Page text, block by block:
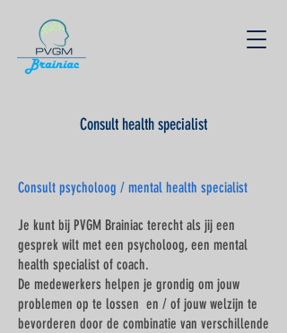
​Consult health specialist
Consult psycholoog / mental health specialist
Je kunt bij PVGM Brainiac terecht als jij een
gesprek wilt met een psycholoog, een mental
health specialist of coach.
De medewerkers helpen je grondig om jouw
problemen op te lossen en / of jouw welzijn te
bevorderen door de combinatie van verschillende